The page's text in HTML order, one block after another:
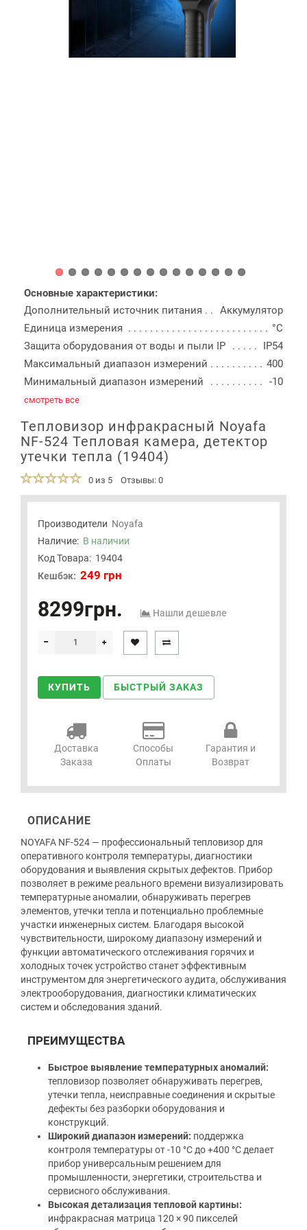
Основные характеристики:
Дополнительный источник питания
Аккумулятор
Единица измерения
°С
Защита оборудования от воды и пыли IP
IP54
Максимальный диапазон измерений
400
Минимальный диапазон измерений
-10
смотреть все
Тепловизор инфракрасный Noyafa
NF-524 Тепловая камера, детектор
утечки тепла (19404)
0 из 5 Отзывы: 0
Производители Noyafa
Наличие: В наличии
Код Товара: 19404
Кешбэк: 249 грн
8299грн. Нашли дешевле
КУПИТЬ БЫСТРЫЙ ЗАКАЗ
Доставка
Заказа
Способы
Оплаты
Гарантия и
Возврат
ОПИСАНИЕ
NOYAFA NF-524 — профессиональный тепловизор для
оперативного контроля температуры, диагностики
оборудования и выявления скрытых дефектов. Прибор
позволяет в режиме реального времени визуализировать
температурные аномалии, обнаруживать перегрев
элементов, утечки тепла и потенциально проблемные
участки инженерных систем. Благодаря высокой
чувствительности, широкому диапазону измерений и
функции автоматического отслеживания горячих и
холодных точек устройство станет эффективным
инструментом для энергетического аудита, обслуживания
электрооборудования, диагностики климатических
систем и обследования зданий.
ПРЕИМУЩЕСТВА
Быстрое выявление температурных аномалий:
тепловизор позволяет обнаруживать перегрев,
утечки тепла, неисправные соединения и скрытые
дефекты без разборки оборудования и
конструкций.
Широкий диапазон измерений: поддержка
контроля температуры от -10 °C до +400 °C делает
прибор универсальным решением для
промышленности, энергетики, строительства и
сервисного обслуживания.
Высокая детализация тепловой картины:
инфракрасная матрица 120 × 90 пикселей